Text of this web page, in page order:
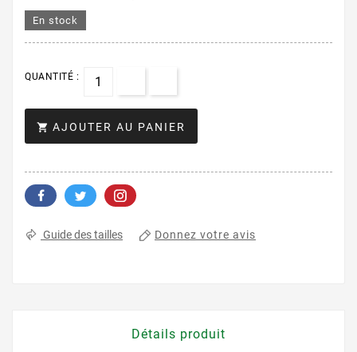
En stock
QUANTITÉ :
 AJOUTER AU PANIER
Guide des tailles Donnez votre avis
Détails produit